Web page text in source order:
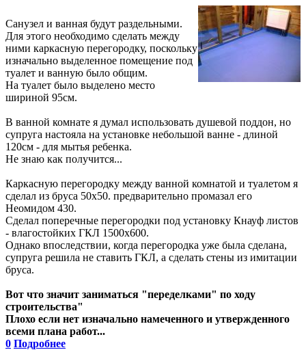
Санузел и ванная будут раздельными.
Для этого необходимо сделать между
ними каркасную перегородку, поскольку
изначально выделенное помещение под
туалет и ванную было общим.
На туалет было выделено место
шириной 95см.
В ванной комнате я думал использовать душевой поддон, но
супруга настояла на установке небольшой ванне - длиной
120см - для мытья ребенка.
Не знаю как получится...
Каркасную перегородку между ванной комнатой и туалетом я
сделал из бруса 50х50. предварительно промазал его
Неомидом 430.
Сделал поперечные перегородки под установку Кнауф листов
- влагостойких ГКЛ 1500х600.
Однако впоследствии, когда перегородка уже была сделана,
супруга решила не ставить ГКЛ, а сделать стены из имитации
бруса.
Вот что значит заниматься "переделками" по ходу
строительства"
Плохо если нет изначально намеченного и утвержденного
всеми плана работ...
0 Подробнее